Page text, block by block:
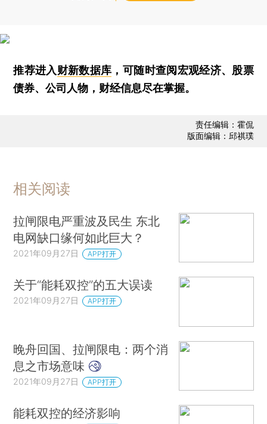
推荐进入财新数据库 ，可随时查阅宏观经济、股票
债券、公司人物，财经信息尽在掌握。
责任编辑：霍侃
版面编辑：邱祺璞
相关阅读
拉闸限电严重波及民生 东北
电网缺口缘何如此巨大？
2021年09月27日 APP打开
关于“能耗双控”的五大误读
2021年09月27日 APP打开
晚舟回国、拉闸限电：两个消
息之市场意味
2021年09月27日 APP打开
能耗双控的经济影响